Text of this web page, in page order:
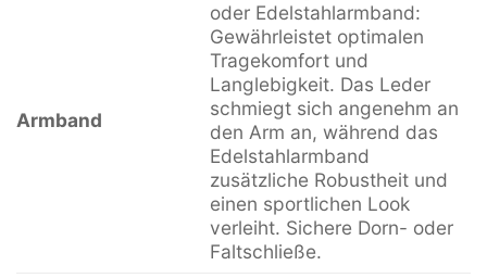
Armband
oder Edelstahlarmband:
Gewährleistet optimalen
Tragekomfort und
Langlebigkeit. Das Leder
schmiegt sich angenehm an
den Arm an, während das
Edelstahlarmband
zusätzliche Robustheit und
einen sportlichen Look
verleiht. Sichere Dorn- oder
Faltschließe.